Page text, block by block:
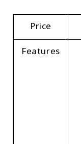
Price
Features